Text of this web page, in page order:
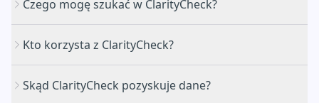
Czego mogę szukać w ClarityCheck?
Kto korzysta z ClarityCheck?
Skąd ClarityCheck pozyskuje dane?